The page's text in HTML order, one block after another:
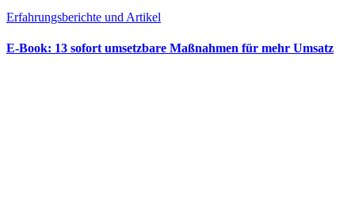
Erfahrungsberichte und Artikel
E‑Book: 13 sofort umsetzbare Maßnahmen für mehr Umsatz